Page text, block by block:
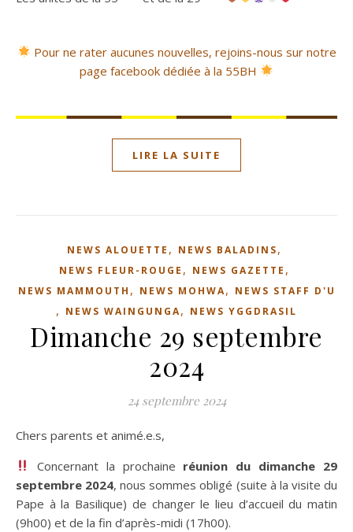
Pour ne rater aucunes nouvelles, rejoins-nous sur notre
page facebook dédiée à la 55BH
LIRE LA SUITE
NEWS ALOUETTE , NEWS BALADINS,
NEWS FLEUR-ROUGE , NEWS GAZETTE ,
NEWS MAMMOUTH , NEWS MOHWA, NEWS STAFF D'U
, NEWS WAINGUNGA, NEWS YGGDRASIL
Dimanche 29 septembre
2024
24 septembre 2024
Chers parents et animé.e.s,
Concernant la prochaine réunion du dimanche 29
septembre 2024, nous sommes obligé (suite à la visite du
Pape à la Basilique) de changer le lieu d’accueil du matin
(9h00) et de la fin d’après-midi (17h00).